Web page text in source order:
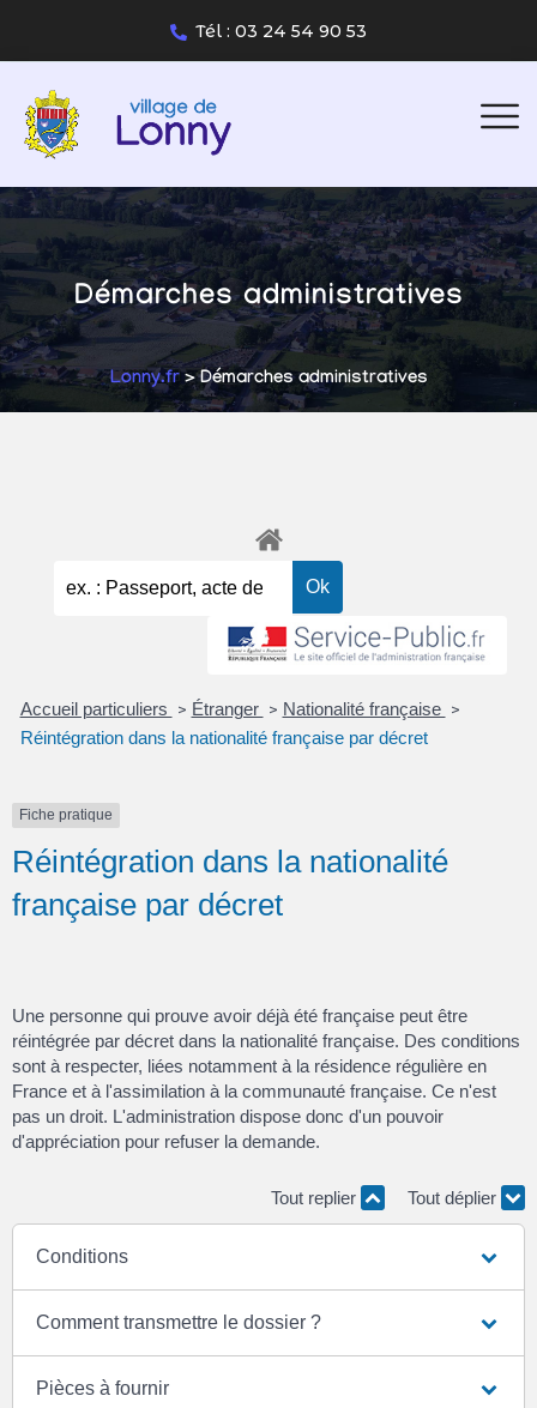
Tél : 03 24 54 90 53
Démarches administratives
Lonny.fr> Démarches administratives
Accueil particuliers > Étranger > Nationalité française >
Réintégration dans la nationalité française par décret
Fiche pratique
Réintégration dans la nationalité
française par décret
Une personne qui prouve avoir déjà été française peut être
réintégrée par décret dans la nationalité française. Des conditions
sont à respecter, liées notamment à la résidence régulière en
France et à l'assimilation à la communauté française. Ce n'est
pas un droit. L'administration dispose donc d'un pouvoir
d'appréciation pour refuser la demande.
Tout replier Tout déplier
Conditions
Comment transmettre le dossier ?
Pièces à fournir